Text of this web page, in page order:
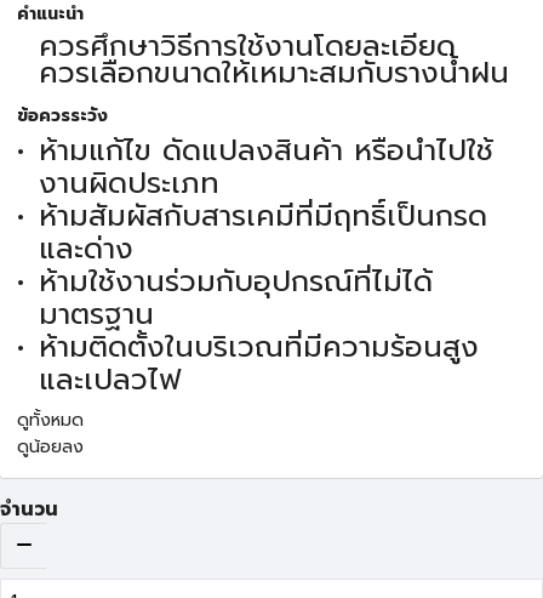
คำแนะนำ
ควรศึกษาวิธีการใช้งานโดยละเอียด
ควรเลือกขนาดให้เหมาะสมกับรางน้ำฝน
ข้อควรระวัง
ห้ามแก้ไข ดัดแปลงสินค้า หรือนำไปใช้
งานผิดประเภท
ห้ามสัมผัสกับสารเคมีที่มีฤทธิ์เป็นกรด
และด่าง
ห้ามใช้งานร่วมกับอุปกรณ์ที่ไม่ได้
มาตรฐาน
ห้ามติดตั้งในบริเวณที่มีความร้อนสูง
และเปลวไฟ
ดูทั้งหมด
ดูน้อยลง
จำนวน